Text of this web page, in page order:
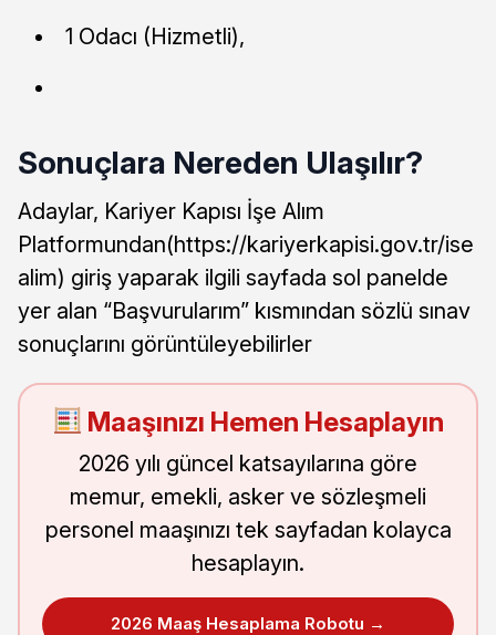
1 Odacı (Hizmetli),
Sonuçlara Nereden Ulaşılır?
Adaylar, Kariyer Kapısı İşe Alım
Platformundan(https://kariyerkapisi.gov.tr/ise
alim) giriş yaparak ilgili sayfada sol panelde
yer alan “Başvurularım” kısmından sözlü sınav
sonuçlarını görüntüleyebilirler
Maaşınızı Hemen Hesaplayın
2026 yılı güncel katsayılarına göre
memur, emekli, asker ve sözleşmeli
personel maaşınızı tek sayfadan kolayca
hesaplayın.
2026 Maaş Hesaplama Robotu →